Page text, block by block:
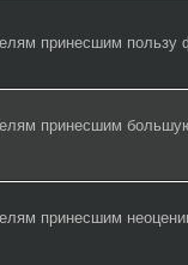
принесшим пользу
принесшим
принесшим